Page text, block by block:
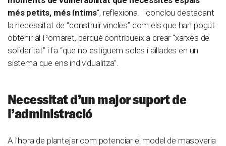
més petits, més íntims“, reflexiona. I conclou destacant
la necessitat de “construir vincles” com els que han pogut
obtenir al Pomaret, perquè contribueix a crear “xarxes de
solidaritat” i fa “que no estiguem soles i aïllades en un
sistema que ens individualitza”.
Necessitat d’un major suport de
l’administració
A l’hora de plantejar com potenciar el model de masoveria